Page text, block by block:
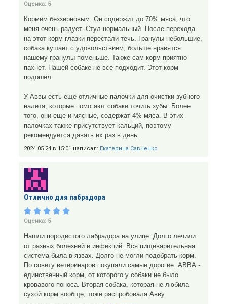
Оценка: 5
Кормим беззерновым. Он содержит до 70% мяса, что
меня очень радует. Стул нормальный. После перехода
на этот корм глазки перестали течь. Гранулы небольшие,
собака кушает с удовольствием, больше нравятся
нашему гранулы поменьше. Также сам корм приятно
пахнет. Нашей собаке не все подходит. Этот корм
подошёл.
У Аввы есть еще отличные палочки для очистки зубного
налета, которые помогают собаке точить зубы. Более
того, они еще и мясные, содержат 4% мяса. В этих
палочках также присутствует кальций, поэтому
рекомендуется давать их раз в день.
2024.05.24 в 15:01 написал: Екатерина Савченко
Отлично для лабрадора
Оценка: 5
Нашли породистого лабрадора на улице. Долго лечили
от разных болезней и инфекций. Вся пищеварительная
система была в язвах. Долго не могли подобрать корм.
По совету ветеринаров покупали самые дорогие. АВВА -
единственный корм, от которого у собаки не было
кровавого поноса. Вторая собака, которая не любила
сухой корм вообще, тоже распробовала Авву.